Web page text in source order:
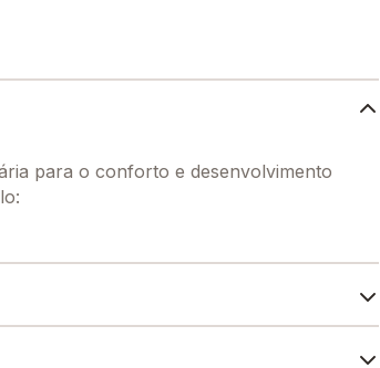
para o conforto e desenvolvimento